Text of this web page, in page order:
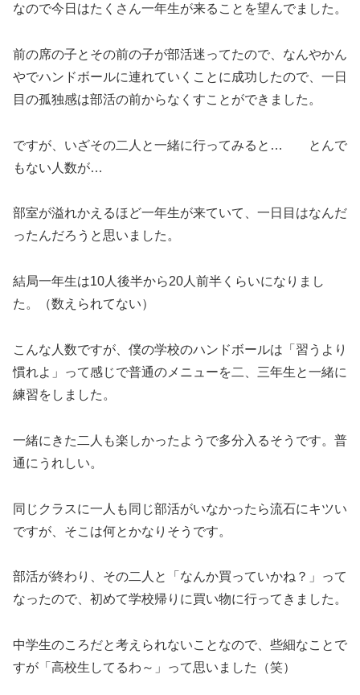
なので今日はたくさん一年生が来ることを望んでました。
前の席の子とその前の子が部活迷ってたので、なんやかん
やでハンドボールに連れていくことに成功したので、一日
目の孤独感は部活の前からなくすことができました。
ですが、いざその二人と一緒に行ってみると… とんで
もない人数が…
部室が溢れかえるほど一年生が来ていて、一日目はなんだ
ったんだろうと思いました。
結局一年生は10人後半から20人前半くらいになりまし
た。（数えられてない）
こんな人数ですが、僕の学校のハンドボールは「習うより
慣れよ」って感じで普通のメニューを二、三年生と一緒に
練習をしました。
一緒にきた二人も楽しかったようで多分入るそうです。普
通にうれしい。
同じクラスに一人も同じ部活がいなかったら流石にキツい
ですが、そこは何とかなりそうです。
部活が終わり、その二人と「なんか買っていかね？」って
なったので、初めて学校帰りに買い物に行ってきました。
中学生のころだと考えられないことなので、些細なことで
すが「高校生してるわ～」って思いました（笑）